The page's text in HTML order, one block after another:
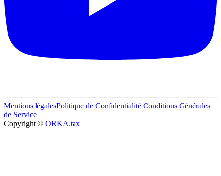
Mentions légalesPolitique de Confidentialité Conditions Générales
de Service
Copyright © ORKA.tax